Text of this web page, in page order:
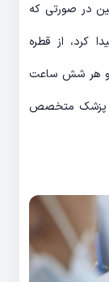
در صورتی که
کرد، از قطره
و هر شش ساعت
با پزشک متخصص